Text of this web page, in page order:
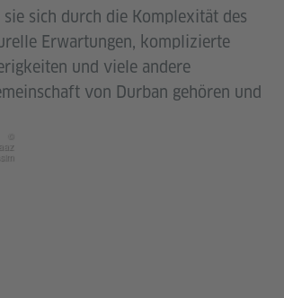
sich durch die Komplexität des
Erwartungen, komplizierte
und viele andere
von Durban gehören und